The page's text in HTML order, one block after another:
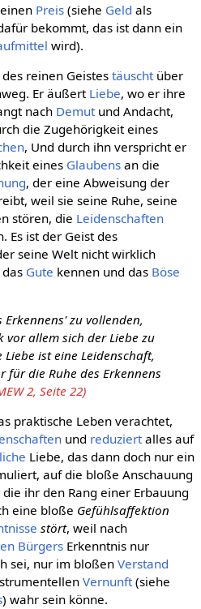
Preis(siehe Geld als
bekommt, das ist dann ein
wird).
reinen Geistestäuschtüber
Er äußert Liebe, wo er ihre
nach Demutund Andacht,
die Zugehörigkeit eines
, Und durch ihn verspricht er
eines Glaubensan die
, der eine Abweisung der
weil sie seine Ruhe, seine
stören, die Leidenschaften
Es ist der Geist des
seine Welt nicht wirklich
Gute kennen und das Böse
Erkennens' zu vollenden,
allem sich der Liebe zu
ist eine Leidenschaft,
die Ruhe des Erkennens
2, Seite 22)
praktische Leben verachtet,
und reduziertalles auf
Liebe, das dann doch nur ein
auf die bloße Anschauung
ihr den Rang einer Erbauung
eine bloße Gefühlsaffektion
stört, weil nach
BürgersErkenntnis nur
sei, nur im bloßen Verstand
Vernunft(siehe
) wahr sein könne.